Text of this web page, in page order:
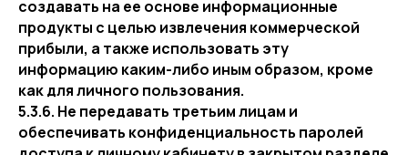
создавать на ее основе информационные
продукты с целью извлечения коммерческой
прибыли, а также использовать эту
информацию каким-либо иным образом, кроме
как для личного пользования.
5.3.6. Не передавать третьим лицам и
обеспечивать конфиденциальность паролей